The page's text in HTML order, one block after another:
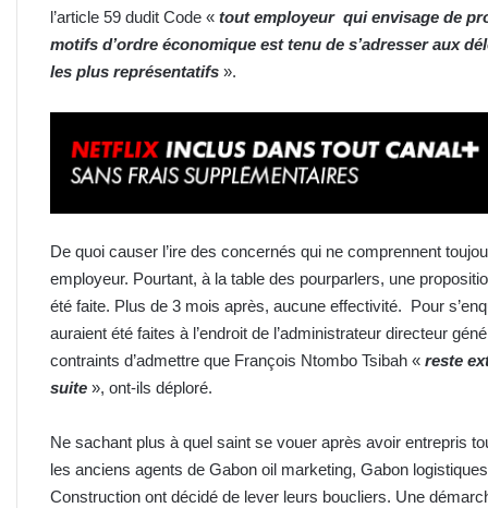
l’article 59 dudit Code « tout employeur qui envisage de
motifs d’ordre économique est tenu de s’adresser aux
les plus représentatifs ».
De quoi causer l’ire des concernés qui ne comprennent
employeur. Pourtant, à la table des pourparlers, une
été faite. Plus de 3 mois après, aucune effectivité. Pour
auraient été faites à l’endroit de l’administrateur directeur
contraints d’admettre que François Ntombo Tsibah « reste
suite », ont-ils déploré.
Ne sachant plus à quel saint se vouer après avoir entrepris
les anciens agents de Gabon oil marketing, Gabon
Construction ont décidé de lever leurs boucliers. Une